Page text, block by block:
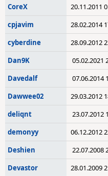
CoreX 20.11.2011
cpjavim 28.02.2014
cyberdine 28.09.2012
Dan9K 05.02.2021
Davedalf 07.06.2014
Dawwee02 29.03.2012
deliqnt 23.07.2012
demonyy 06.12.2012
Deshien 22.07.2008
Devastor 28.01.2009